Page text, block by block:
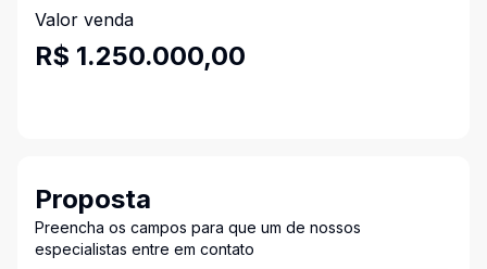
Valor venda
R$ 1.250.000,00
Proposta
Preencha os campos para que um de nossos
especialistas entre em contato